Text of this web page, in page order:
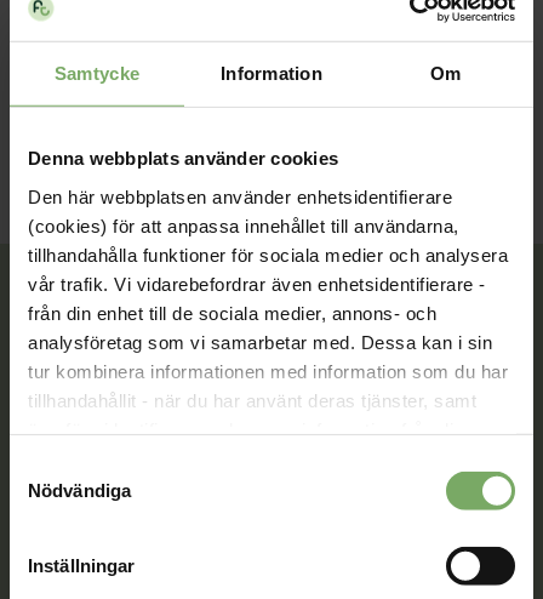
Samtycke Information Om
Denna webbplats använder cookies
Den här webbplatsen använder enhetsidentifierare
(cookies) för att anpassa innehållet till användarna,
tillhandahålla funktioner för sociala medier och analysera
vår trafik. Vi vidarebefordrar även enhetsidentifierare -
från din enhet till de sociala medier, annons- och
analysföretag som vi samarbetar med. Dessa kan i sin
tur kombinera informationen med information som du har
tillhandahållit - när du har använt deras tjänster, samt
området. Du godkänner våra cookies vid fortsatt
Nödvändiga
Inställningar
e-mail: kansli@fysioterapeuterna.se
Tillsammans rör vi oss framåt. Du är en viktig del
av vår rörelse.
Bli medlem